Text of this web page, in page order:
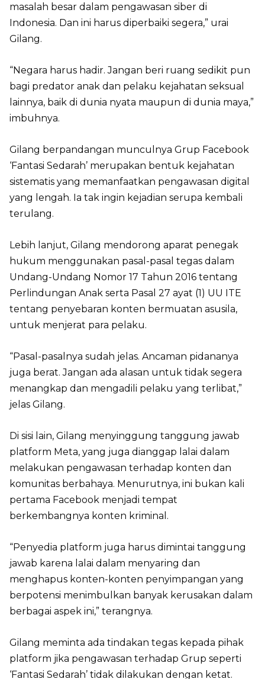
masalah besar dalam pengawasan siber di
Indonesia. Dan ini harus diperbaiki segera,” urai
Gilang.
“Negara harus hadir. Jangan beri ruang sedikit pun
bagi predator anak dan pelaku kejahatan seksual
lainnya, baik di dunia nyata maupun di dunia maya,”
imbuhnya.
Gilang berpandangan munculnya Grup Facebook
‘Fantasi Sedarah’ merupakan bentuk kejahatan
sistematis yang memanfaatkan pengawasan digital
yang lengah. Ia tak ingin kejadian serupa kembali
terulang.
Lebih lanjut, Gilang mendorong aparat penegak
hukum menggunakan pasal-pasal tegas dalam
Undang-Undang Nomor 17 Tahun 2016 tentang
Perlindungan Anak serta Pasal 27 ayat (1) UU ITE
tentang penyebaran konten bermuatan asusila,
untuk menjerat para pelaku.
“Pasal-pasalnya sudah jelas. Ancaman pidananya
juga berat. Jangan ada alasan untuk tidak segera
menangkap dan mengadili pelaku yang terlibat,”
jelas Gilang.
Di sisi lain, Gilang menyinggung tanggung jawab
platform Meta, yang juga dianggap lalai dalam
melakukan pengawasan terhadap konten dan
komunitas berbahaya. Menurutnya, ini bukan kali
pertama Facebook menjadi tempat
berkembangnya konten kriminal.
“Penyedia platform juga harus dimintai tanggung
jawab karena lalai dalam menyaring dan
menghapus konten-konten penyimpangan yang
berpotensi menimbulkan banyak kerusakan dalam
berbagai aspek ini,” terangnya.
Gilang meminta ada tindakan tegas kepada pihak
platform jika pengawasan terhadap Grup seperti
‘Fantasi Sedarah’ tidak dilakukan dengan ketat.